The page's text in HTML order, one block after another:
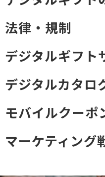
法律・規制
デジタルギフト
デジタルカタロ
モバイルクーポ
マーケティング